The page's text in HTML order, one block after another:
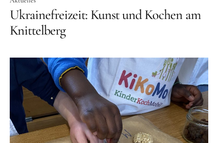
Frühlingsküche & Sprachschätze – Mit allen Sinnen
Offene Angebote
Werde Klimabotschafter:in
Outdoor Koch-Geburtstag
Groß & Klein-Kochworkshop
Ukrainefreizeit: Kunst und Kochen am
Knittelberg